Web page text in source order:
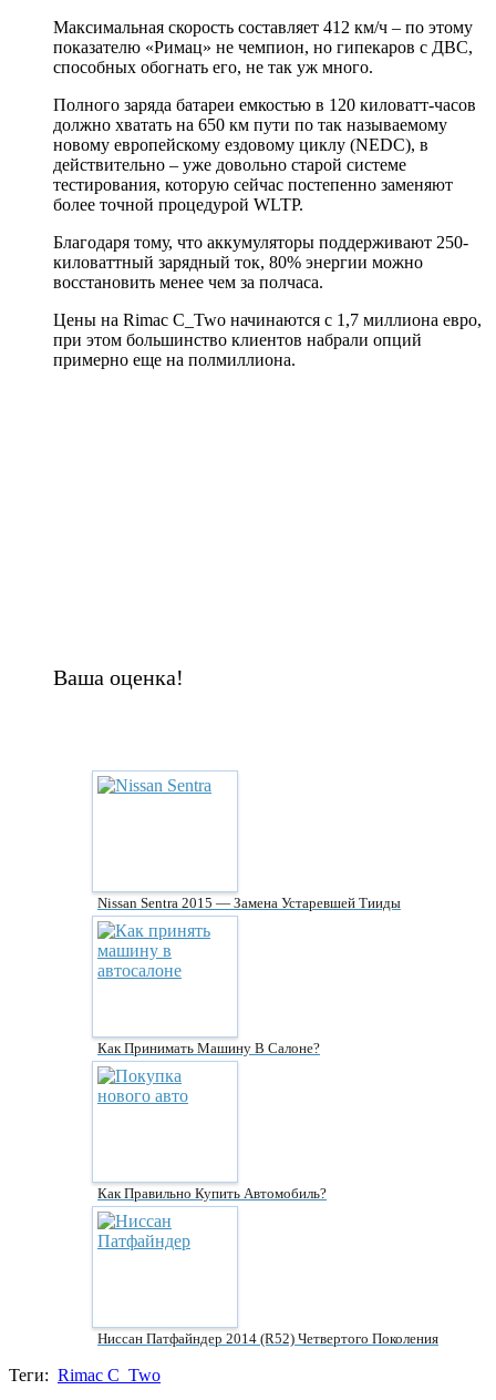
Максимальная скорость составляет 412 км/ч – по этому
показателю «Римац» не чемпион, но гипекаров с ДВС,
способных обогнать его, не так уж много.
Полного заряда батареи емкостью в 120 киловатт-часов
должно хватать на 650 км пути по так называемому
новому европейскому ездовому циклу (NEDC), в
действительно – уже довольно старой системе
тестирования, которую сейчас постепенно заменяют
более точной процедурой WLTP.
Благодаря тому, что аккумуляторы поддерживают 250-
киловаттный зарядный ток, 80% энергии можно
восстановить менее чем за полчаса.
Цены на Rimac C_Two начинаются с 1,7 миллиона евро,
при этом большинство клиентов набрали опций
примерно еще на полмиллиона.
Ваша оценка!
Nissan Sentra 2015 — Замена Устаревшей Тииды
Как Принимать Машину В Салоне?
Как Правильно Купить Автомобиль?
Ниссан Патфайндер 2014 (R52) Четвертого Поколения
Теги: Rimac C_Two